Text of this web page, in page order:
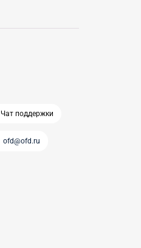
Чат поддержки
ofd@ofd.ru